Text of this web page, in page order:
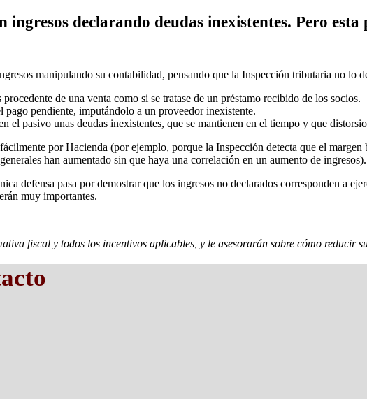
ingresos declarando deudas inexistentes. Pero
manipulando su contabilidad, pensando que la Inspección tributaria no lo
de una venta como si se tratase de un préstamo recibido de los socios.
pendiente, imputándolo a un proveedor inexistente.
el pasivo unas deudas inexistentes, que se mantienen en el tiempo y que
por Hacienda (por ejemplo, porque la Inspección detecta que el
han aumentado sin que haya una correlación en un aumento de ingresos).
defensa pasa por demostrar que los ingresos no declarados corresponden a
muy importantes.
fiscal y todos los incentivos aplicables, y le asesorarán sobre cómo